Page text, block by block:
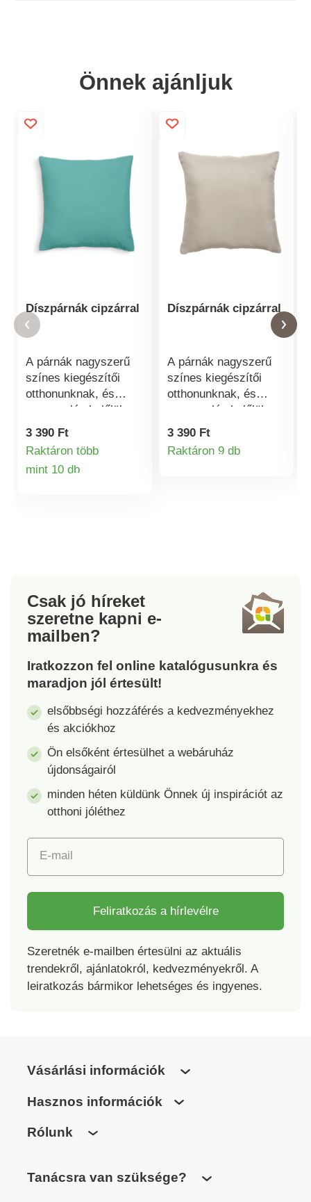
Önnek ajánljuk
Díszpárnák cipzárral
A párnák nagyszerű
színes kiegészítői
otthonunknak, és
sosem elég belőlük.
Kiválóan megfelelnek
alváshoz is.
3 390 Ft
Raktáron több
mint 10 dbTermékinformációk
Díszpárnák cipzárral
A párnák nagyszerű
színes kiegészítői
otthonunknak, és
sosem elég belőlük.
Kiválóan megfelelnek
alváshoz is.
3 390 Ft
Raktáron 9 db
Csak jó híreket
szeretne kapni e-
mailben?
Iratkozzon fel online katalógusunkra és
maradjon jól értesült!
elsőbbségi hozzáférés a kedvezményekhez
és akciókhoz
Ön elsőként értesülhet a webáruház
újdonságairól
minden héten küldünk Önnek új inspirációt az
otthoni jóléthez
E-mail
Feliratkozás a hírlevélre
Szeretnék e-mailben értesülni az aktuális
trendekről, ajánlatokról, kedvezményekről. A
leiratkozás bármikor lehetséges és ingyenes.
Vásárlási információk
Hasznos információk
Rólunk
Tanácsra van szüksége?